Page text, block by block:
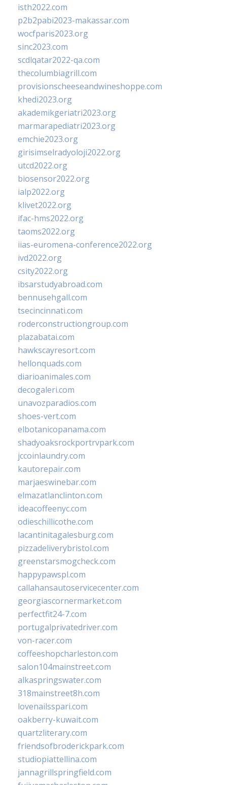
isth2022.com
p2b2pabi2023-makassar.com
wocfparis2023.org
sinc2023.com
scdlqatar2022-qa.com
thecolumbiagrill.com
provisionscheeseandwineshoppe.com
khedi2023.org
akademikgeriatri2023.org
marmarapediatri2023.org
emchie2023.org
girisimselradyoloji2022.org
utcd2022.org
biosensor2022.org
ialp2022.org
klivet2022.org
ifac-hms2022.org
taoms2022.org
iias-euromena-conference2022.org
ivd2022.org
csity2022.org
ibsarstudyabroad.com
bennusehgall.com
tsecincinnati.com
roderconstructiongroup.com
plazabatai.com
hawkscayresort.com
hellonquads.com
diarioanimales.com
decogaleri.com
unavozparadios.com
shoes-vert.com
elbotanicopanama.com
shadyoaksrockportrvpark.com
jccoinlaundry.com
kautorepair.com
marjaeswinebar.com
elmazatlanclinton.com
ideacoffeenyc.com
odieschillicothe.com
lacantinitagalesburg.com
pizzadeliverybristol.com
greenstarsmogcheck.com
happypawspl.com
callahansautoservicecenter.com
georgiascornermarket.com
perfectfit24-7.com
portugalprivatedriver.com
von-racer.com
coffeeshopcharleston.com
salon104mainstreet.com
alkaspringswater.com
318mainstreet8h.com
lovenailsspari.com
oakberry-kuwait.com
quartzliterary.com
friendsofbroderickpark.com
studiopiattellina.com
jannagrillspringfield.com